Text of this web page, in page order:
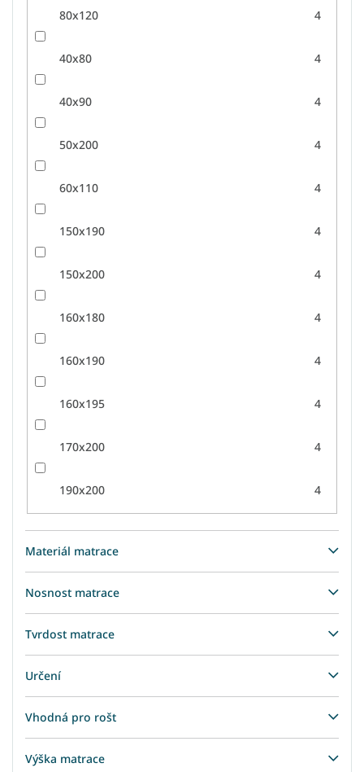
80x120 4
40x80 4
40x90 4
50x200 4
60x110 4
150x190 4
150x200 4
160x180 4
160x190 4
160x195 4
170x200 4
190x200 4
Materiál matrace
Nosnost matrace
Tvrdost matrace
Určení
Vhodná pro rošt
Výška matrace